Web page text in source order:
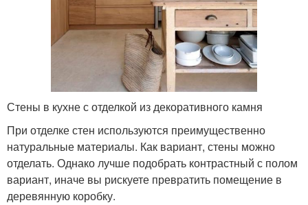
Стены в кухне с отделкой из декоративного камня
При отделке стен используются преимущественно
натуральные материалы. Как вариант, стены можно
отделать. Однако лучше подобрать контрастный с полом
вариант, иначе вы рискуете превратить помещение в
деревянную коробку.